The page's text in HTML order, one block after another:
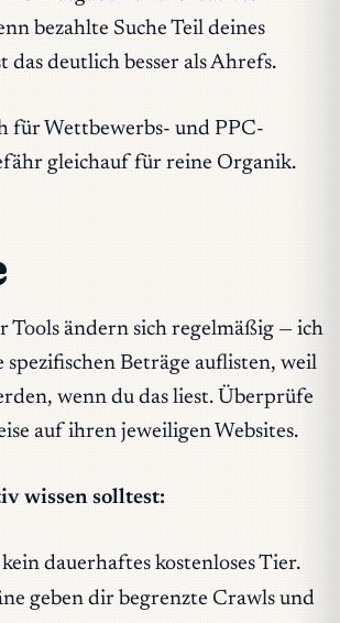
bezahlte Suche Teil deines
das deutlich besser als Ahrefs.
für Wettbewerbs- und PPC-
gleichauf für reine Organik.
Tools ändern sich regelmäßig — ich
spezifischen Beträge auflisten, weil
wenn du das liest. Überprüfe
auf ihren jeweiligen Websites.
wissen solltest:
dauerhaftes kostenloses Tier.
geben dir begrenzte Crawls und